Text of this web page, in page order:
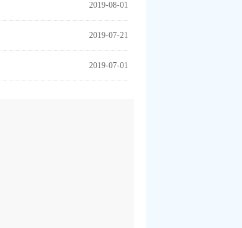
2019-08-01
2019-07-21
2019-07-01